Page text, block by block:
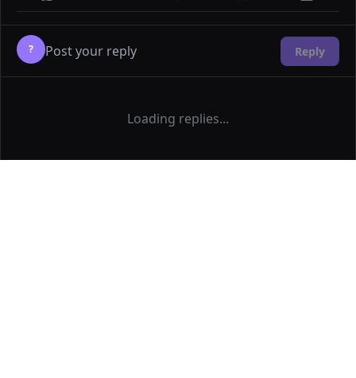
? Reply
Loading replies...